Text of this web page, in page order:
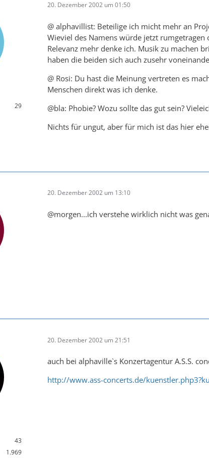
29
20. Dezember 2002 um 01:50
@ alphavillist: Beteilige ich micht mehr an
Wieviel des Namens würde jetzt
Relevanz mehr denke ich. Musik zu machen
haben die beiden sich auch zusehr
@ Rosi: Du hast die Meinung vertreten es
Menschen direkt was ich denke.
@bla: Phobie? Wozu sollte das gut sein?
Nichts für ungut, aber für mich ist das hier
20. Dezember 2002 um 13:10
@morgen...ich verstehe wirklich nicht was
43
1.969
20. Dezember 2002 um 21:51
auch bei alphaville`s Konzertagentur A.S.S.
http://www.ass-concerts.de/